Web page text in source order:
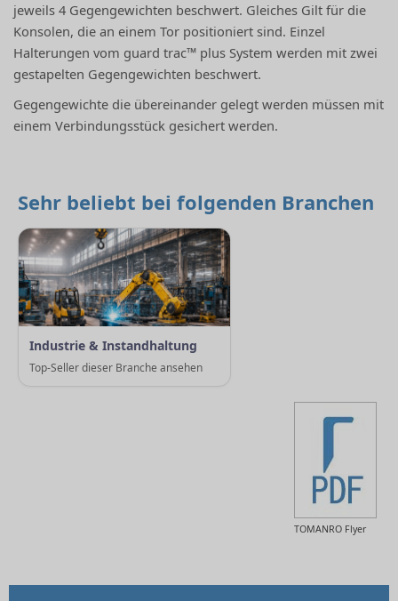
jeweils 4 Gegengewichten beschwert. Gleiches Gilt für die
Konsolen, die an einem Tor positioniert sind. Einzel
Halterungen vom guard trac™ plus System werden mit zwei
gestapelten Gegengewichten beschwert.
Gegengewichte die übereinander gelegt werden müssen mit
einem Verbindungsstück gesichert werden.
Sehr beliebt bei folgenden Branchen
Industrie & Instandhaltung
Top-Seller dieser Branche ansehen
TOMANRO Flyer